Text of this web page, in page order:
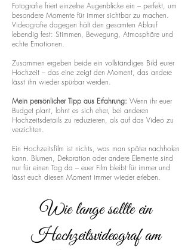
Fotografie friert einzelne Augenblicke ein – perfekt, um
besondere Momente für immer sichtbar zu machen.
Videografie dagegen hält den gesamten Ablauf
lebendig fest: Stimmen, Bewegung, Atmosphäre und
echte Emotionen.
Zusammen ergeben beide ein vollständiges Bild eurer
Hochzeit – das eine zeigt den Moment, das andere
lässt ihn wieder spürbar werden.
Mein persönlicher Tipp aus Erfahrung: Wenn ihr euer
Budget plant, lohnt es sich eher, bei anderen
Hochzeitsdetails zu reduzieren, als auf das Video zu
verzichten.
Ein Hochzeitsfilm ist nichts, was man später nachholen
kann. Blumen, Dekoration oder andere Elemente sind
nur für einen Tag da – euer Film bleibt für immer und
lässt euch diesen Moment immer wieder erleben.
Wie lange sollte ein
Hochzeitsvideograf am